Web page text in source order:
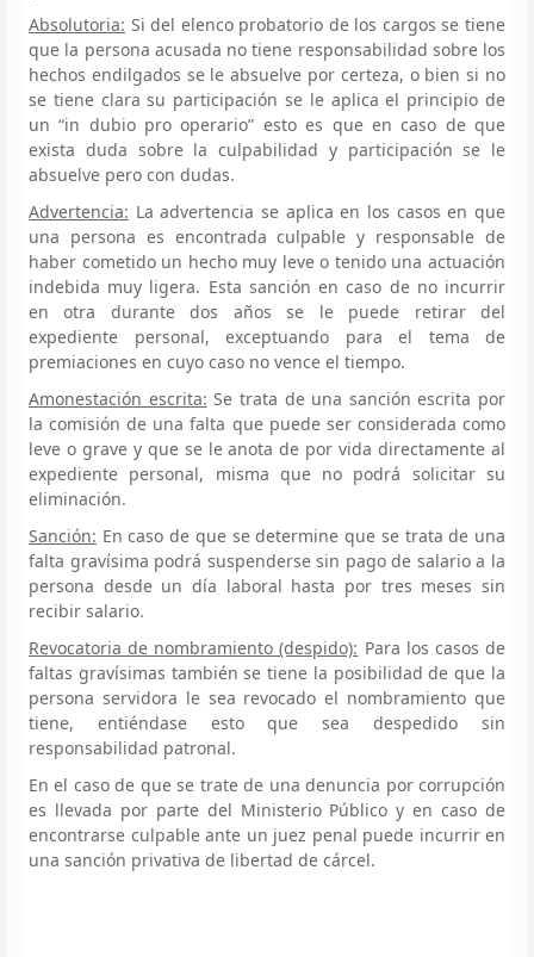
Absolutoria: Si del elenco probatorio de los cargos se tiene
que la persona acusada no tiene responsabilidad sobre los
hechos endilgados se le absuelve por certeza, o bien si no
se tiene clara su participación se le aplica el principio de
un “in dubio pro operario” esto es que en caso de que
exista duda sobre la culpabilidad y participación se le
absuelve pero con dudas.
Advertencia: La advertencia se aplica en los casos en que
una persona es encontrada culpable y responsable de
haber cometido un hecho muy leve o tenido una actuación
indebida muy ligera. Esta sanción en caso de no incurrir
en otra durante dos años se le puede retirar del
expediente personal, exceptuando para el tema de
premiaciones en cuyo caso no vence el tiempo.
Amonestación escrita: Se trata de una sanción escrita por
la comisión de una falta que puede ser considerada como
leve o grave y que se le anota de por vida directamente al
expediente personal, misma que no podrá solicitar su
eliminación.
Sanción: En caso de que se determine que se trata de una
falta gravísima podrá suspenderse sin pago de salario a la
persona desde un día laboral hasta por tres meses sin
recibir salario.
Revocatoria de nombramiento (despido): Para los casos de
faltas gravísimas también se tiene la posibilidad de que la
persona servidora le sea revocado el nombramiento que
tiene, entiéndase esto que sea despedido sin
responsabilidad patronal.
En el caso de que se trate de una denuncia por corrupción
es llevada por parte del Ministerio Público y en caso de
encontrarse culpable ante un juez penal puede incurrir en
una sanción privativa de libertad de cárcel.